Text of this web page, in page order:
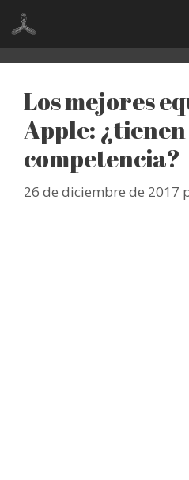
Saltar
contenido
Los mejores
Apple: ¿tienen
competencia?
26 de diciembre de 2017